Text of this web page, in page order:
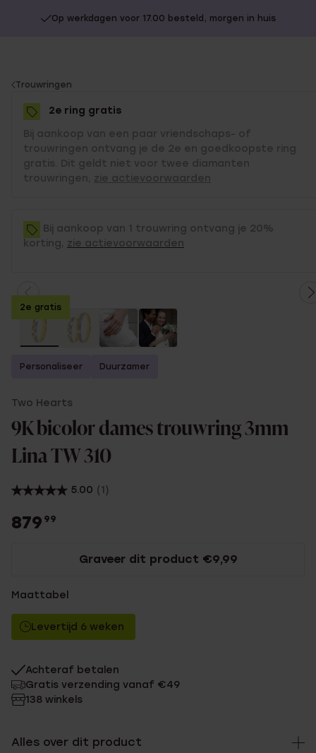
Op werkdagen voor 17.00 besteld, morgen in huis
You
are
here:
Trouwringen
2e ring gratis
Bij aankoop van een paar vriendschaps- of
trouwringen ontvang je de 2e en goedkoopste ring
gratis. Dit geldt niet voor twee diamanten
trouwringen, zie actievoorwaarden
Bij aankoop van 1 trouwring ontvang je 20%
korting, zie actievoorwaarden
2e gratis
Personaliseer Duurzamer
Two Hearts
9K bicolor dames trouwring 3mm
Lina TW 310
5.00 (1)
879 99
Graveer dit product €9,99
Maattabel
Levertijd 6 weken
Achteraf betalen
Gratis verzending vanaf €49
138 winkels
Alles over dit product